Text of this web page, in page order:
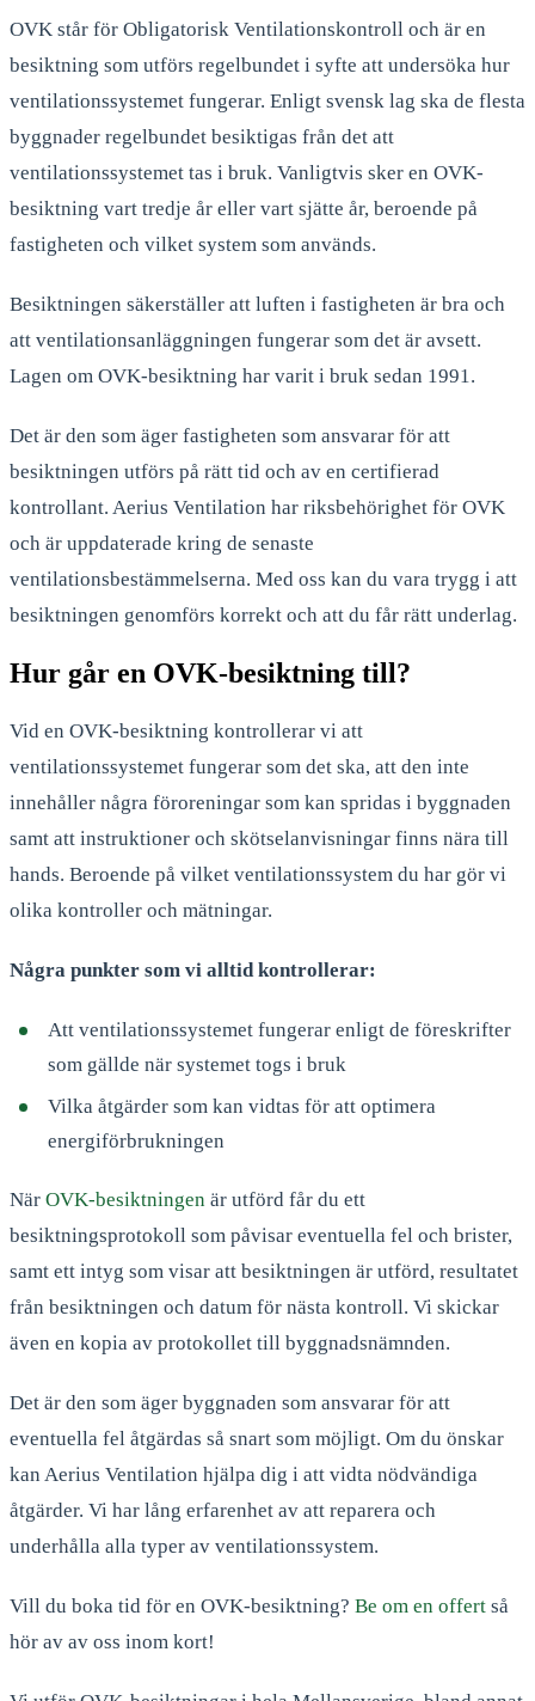
OVK står för Obligatorisk Ventilationskontroll och är en
besiktning som utförs regelbundet i syfte att undersöka hur
ventilationssystemet fungerar. Enligt svensk lag ska de flesta
byggnader regelbundet besiktigas från det att
ventilationssystemet tas i bruk. Vanligtvis sker en OVK-
besiktning vart tredje år eller vart sjätte år, beroende på
fastigheten och vilket system som används.
Besiktningen säkerställer att luften i fastigheten är bra och
att ventilationsanläggningen fungerar som det är avsett.
Lagen om OVK-besiktning har varit i bruk sedan 1991.
Det är den som äger fastigheten som ansvarar för att
besiktningen utförs på rätt tid och av en certifierad
kontrollant. Aerius Ventilation har riksbehörighet för OVK
och är uppdaterade kring de senaste
ventilationsbestämmelserna. Med oss kan du vara trygg i att
besiktningen genomförs korrekt och att du får rätt underlag.
Hur går en OVK-besiktning till?
Vid en OVK-besiktning kontrollerar vi att
ventilationssystemet fungerar som det ska, att den inte
innehåller några föroreningar som kan spridas i byggnaden
samt att instruktioner och skötselanvisningar finns nära till
hands. Beroende på vilket ventilationssystem du har gör vi
olika kontroller och mätningar.
Några punkter som vi alltid kontrollerar:
Att ventilationssystemet fungerar enligt de föreskrifter
som gällde när systemet togs i bruk
Vilka åtgärder som kan vidtas för att optimera
energiförbrukningen
När OVK-besiktningen är utförd får du ett
besiktningsprotokoll som påvisar eventuella fel och brister,
samt ett intyg som visar att besiktningen är utförd, resultatet
från besiktningen och datum för nästa kontroll. Vi skickar
även en kopia av protokollet till byggnadsnämnden.
Det är den som äger byggnaden som ansvarar för att
eventuella fel åtgärdas så snart som möjligt. Om du önskar
kan Aerius Ventilation hjälpa dig i att vidta nödvändiga
åtgärder. Vi har lång erfarenhet av att reparera och
underhålla alla typer av ventilationssystem.
Vill du boka tid för en OVK-besiktning? Be om en offert så
hör av av oss inom kort!